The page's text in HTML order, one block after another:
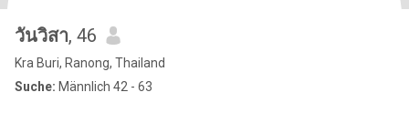
วันวิสา, 46
Kra Buri, Ranong, Thailand
Suche: Männlich 42 - 63